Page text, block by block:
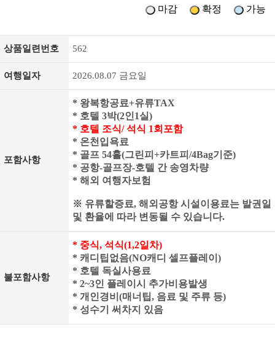
가능
확정
마감
상품일련번호 562
여행일자 2026.08.07 금요일
포함사항
* 왕복항공료+유류TAX
* 호텔 3박(2인1실)
* 호텔 조식/ 석식 1회포함
* 온천입욕료
* 골프 54홀(그린피+카트피/4Bag기준)
* 공항-골프장-호텔 간 송영차량
* 해외 여행자보험
※ 유류할증료, 해외공항 시설이용료는 발권일
및 환율에 따라 변동될 수 있습니다.
불포함사항
* 중식, 석식(1,2일차)
* 캐디팁없음(NO캐디 셀프플레이)
* 호텔 독실사용료
* 2~3인 플레이시 추가비용발생
* 개인경비(매너팁, 음료 및 주류 등)
* 성수기 써차지 있음